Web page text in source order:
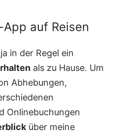
auf Reisen
in der Regel ein
als zu Hause. Um
Abhebungen,
Onlinebuchungen
über meine